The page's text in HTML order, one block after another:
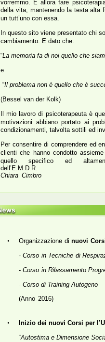
vorremmo. E allora fare
della vita, mantenendo la testa alta
un tutt’uno con essa.
In questo sito viene presentato chi
cambiamento. E dato che:
“La memoria fa di noi quello che
e
“Il problema non è quello che è
(Bessel van der Kolk)
Il mio lavoro di psicoterapeuta è
motivazioni abbiano portato ai
condizionamenti, talvolta sottili ed
Per consentire di comprendere ed
clienti che hanno condotto
quello specifico ed
dell’E.M.D.R.
Chiara Cimbro
• Organizzazione di nuovi
- Corso in Tecniche di
-Corso in Rilassamento
- Corso di Training Autogeno
(Anno 2016)
•
Inizio dei nuovi Corsi per
“Autostima e Dimensione